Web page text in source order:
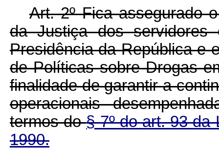
Art. 2º Fica assegurado
da Justiça dos servidores
Presidência da República e
de Políticas sobre Drogas
finalidade de garantir a
operacionais
termos do§ 7º do art. 93 da
1990.